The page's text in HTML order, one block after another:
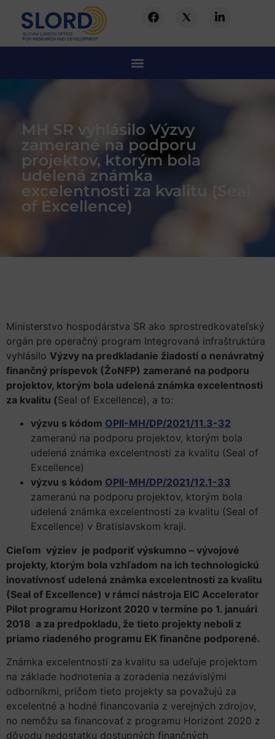
MH SR vyhlásilo Výzvy
zamerané na podporu
projektov, ktorým bola
udelená známka
excelentnosti za kvalitu (Seal
of Excellence)
Ministerstvo hospodárstva SR ako sprostredkovateľský
orgán pre operačný program Integrovaná infraštruktúra
vyhlásilo Výzvy na predkladanie žiadostí o nenávratný
finančný príspevok (ŽoNFP) zamerané na podporu
projektov, ktorým bola udelená známka excelentnosti
za kvalitu (Seal of Excellence), a to:
výzvu s kódom OPII-MH/DP/2021/11.3-32
zameranú na podporu projektov, ktorým bola
udelená známka excelentnosti za kvalitu (Seal of
Excellence)
výzvu s kódom OPII-MH/DP/2021/12.1-33
zameranú na podporu projektov, ktorým bola
udelená známka excelentnosti za kvalitu (Seal of
Excellence) v Bratislavskom kraji.
Cieľom výziev je podporiť výskumno – vývojové
projekty, ktorým bola vzhľadom na ich technologickú
inovatívnosť udelená známka excelentnosti za kvalitu
(Seal of Excellence) v rámci nástroja EIC Accelerator
Pilot programu Horizont 2020 v termíne po 1. januári
2018 a za predpokladu, že tieto projekty neboli z
priamo riadeného programu EK finančne podporené.
Známka excelentnosti za kvalitu sa udeľuje projektom
na základe hodnotenia a zoradenia nezávislými
odborníkmi, pričom tieto projekty sa považujú za
excelentné a hodné financovania z verejných zdrojov,
no nemôžu sa financovať z programu Horizont 2020 z
dôvodu nedostatku dostupných finančných